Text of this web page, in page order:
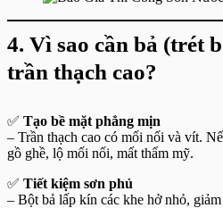
4. Vì sao cần bả (trét
trần thạch cao?
✅ Tạo bề mặt phẳng mịn
– Trần thạch cao có mối nối và vít.
gồ ghề, lộ mối nối, mất thẩm mỹ.
✅ Tiết kiệm sơn phủ
– Bột bả lấp kín các khe hở nhỏ,